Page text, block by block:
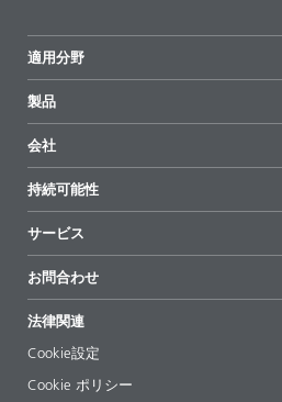
適用分野
製品
全製品
ハイライト
会社
ニュース
拠点と販売代理店
展示会 & イベント
経営陣
持続可能性
持続可能な製品
サクセスストーリー
EcoVadis
証明書
サービス
配合の出発点
論文記事
ebooks(電子書籍)
法令情報
お問合わせ
法律関連
Cookie設定
Cookie ポリシー